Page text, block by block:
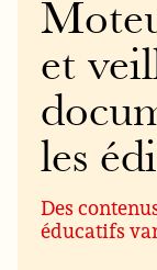
et
les
Des
éducatifs